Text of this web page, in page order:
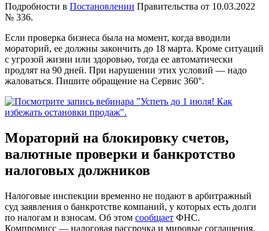
Подробности в Постановлении Правительства от 10.03.2022
№ 336.
Если проверка бизнеса была на момент, когда вводили
мораторий, ее должны закончить до 18 марта. Кроме ситуаций
с угрозой жизни или здоровью, тогда ее автоматически
продлят на 90 дней. При нарушении этих условий — надо
жаловаться. Пишите обращение на Сервис 360°.
Мораторий на блокировку счетов,
валютные проверки и банкротство
налоговых должников
Налоговые инспекции временно не подают в арбитражный
суд заявления о банкротстве компаний, у которых есть долги
по налогам и взносам. Об этом сообщает ФНС.
Компромисс — налоговая рассрочка и мировые соглашения.